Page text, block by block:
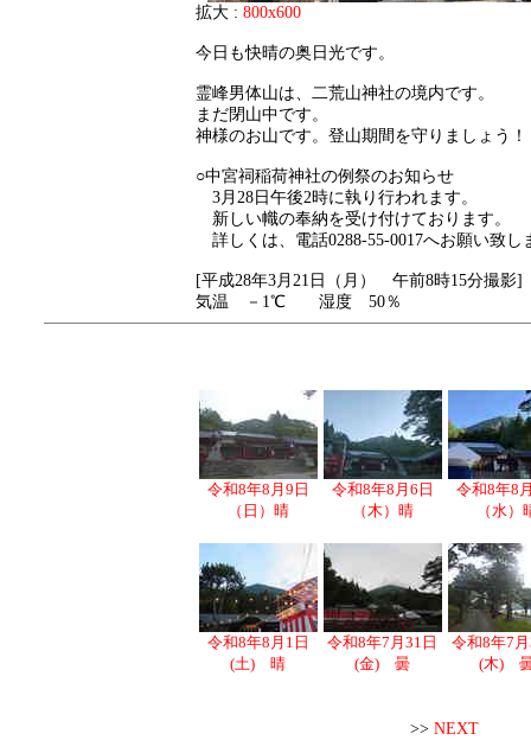
拡大 : 800x600
今日も快晴の奥日光です。
霊峰男体山は、二荒山神社の境内です。
まだ閉山中です。
神様のお山です。登山期間を守りましょう！
○中宮祠稲荷神社の例祭のお知らせ
3月28日午後2時に執り行われます。
新しい幟の奉納を受け付けております。
詳しくは、電話0288-55-0017へお願い致し
[平成28年3月21日（月） 午前8時15分撮影]
気温 －1℃ 湿度 50％
令和8年8月9日
（日）晴
令和8年8月6日
（木）晴
令和8年8
（水）
令和8年8月1日
(土) 晴
令和8年7月31日
(金) 曇
令和8年7
(木)
>> NEXT